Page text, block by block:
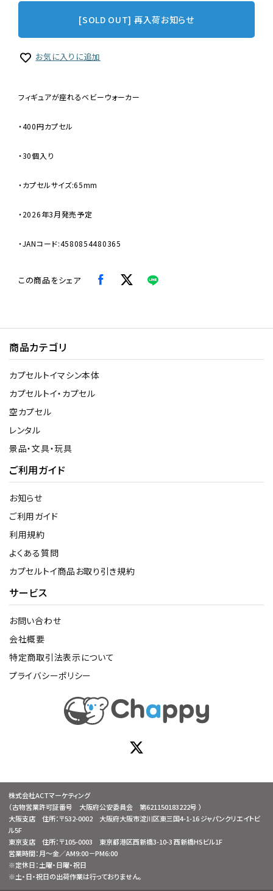
[SOLD OUT] 再入荷お知らせ
お気に入りに追加
フィギュアが座れるベビーウォーカー
・400円カプセル
・30個入り
・カプセルサイズ:65mm
・2026年3月発売予定
・JANコード:4580854480365
この商品をシェア
商品カテゴリ
カプセルトイマシン本体
カプセルトイ・カプセル
空カプセル
レンタル
景品・文具・玩具
ご利用ガイド
お知らせ
ご利用ガイド
利用規約
よくある質問
カプセルトイ商品お取り引き規約
サービス
お問い合わせ
会社概要
特定商取引法表示について
プライバシーポリシー
株式会社ACTマーケティング
（古物営業許可証番号 大阪府公安委員会 第621150183222号 ）
大阪支店 住所：〒532-0002 大阪府大阪市淀川区東三国4-1-16 ジャパンクリエイトビ
ル5F
東京支店 住所：〒105-0003 東京都港区西新橋3-10-3 西新橋HSビル1F
営業時間：月～金／AM9:00－PM6:00
※定休日：土曜・日曜・祝日
※土・日・祝日の出荷作業は行っておりません。